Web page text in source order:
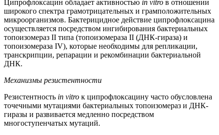
Ципрофлоксацин обладает активностью in vitro в отношении
широкого спектра грамотрицательных и грамположительных
микроорганизмов. Бактерицидное действие ципрофлоксацина
осуществляется посредством ингибирования бактериальных
топоизомераз II типа (топоизомераза II (ДНК-гираза) и
топоизомераза IV), которые необходимы для репликации,
транскрипции, репарации и рекомбинации бактериальной
ДНК.
Механизмы резистентности
Резистентность in vitro к ципрофлоксацину часто обусловлена
точечными мутациями бактериальных топоизомераз и ДНК-
гиразы и развивается медленно посредством
многоступенчатых мутаций.